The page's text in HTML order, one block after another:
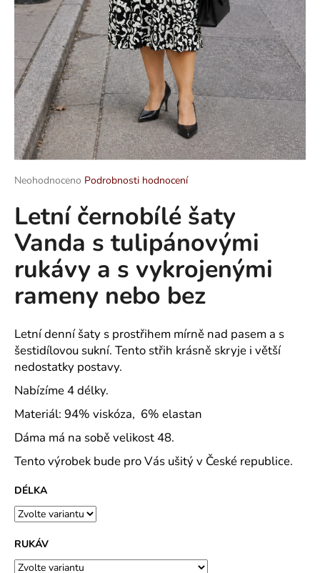
Průměrné
produktu
je
0,0
hvězdiček.
Neohodnoceno Podrobnosti hodnocení
Letní černobílé šaty
Vanda s tulipánovými
rukávy a s vykrojenými
rameny nebo bez
Letní denní šaty s prostřihem mírně nad pasem a s
šestidílovou sukní. Tento střih krásně skryje i větší
nedostatky postavy.
Nabízíme 4 délky.
Materiál: 94% viskóza, 6% elastan
Dáma má na sobě velikost 48.
Tento výrobek bude pro Vás ušitý v České republice.
DÉLKA
RUKÁV
a
j
í
t
?
D
o
o
r
u
u
j
e
m
e
DOMÁCÍ
ŠATY
DO
PLÁTNO
TISK
TULIPÁNKY
2026
-
2
DÉLKY